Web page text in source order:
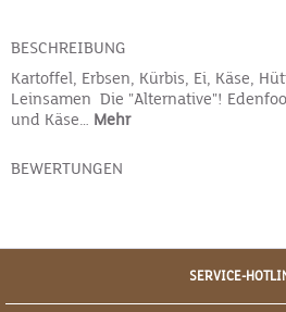
BESCHREIBUNG
Kartoffel, Erbsen, Kürbis, Ei, Käse,
Leinsamen Die "Alternative"!
und Käse… Mehr
BEWERTUNGEN
SERVICE-